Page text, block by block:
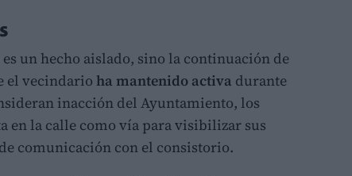
un hecho aislado, sino la continuación de
el vecindario ha mantenido activa durante
inacción del Ayuntamiento, los
en la calle como vía para visibilizar sus
comunicación con el consistorio.